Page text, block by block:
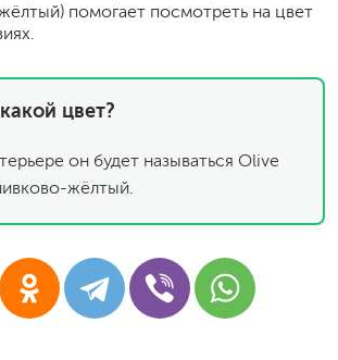
помогает посмотреть на цвет
цвет?
он будет называться Olive
жёлтый.